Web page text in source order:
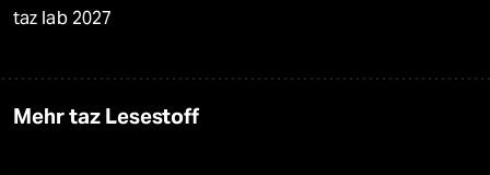
taz lab 2027
Mehr taz Lesestoff